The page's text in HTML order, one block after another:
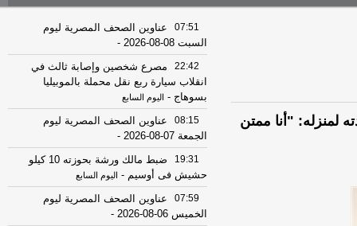
لمنزله: "أنا ممتن
07:51
عناوين الصحف المصرية ليوم
السبت 08-08-2026
-
22:42
مصرع شخصين وإصابة ثالث في
انقلاب سيارة ربع نقل محملة بالموبيليا
بسوهاج - اليوم السابع
08:15
عناوين الصحف المصرية ليوم
الجمعة 07-08-2026
-
19:31
ضبط مالك ورشة بحوزته 10 كيلو
حشيش فى أوسيم - اليوم السابع
07:59
عناوين الصحف المصرية ليوم
الخميس 06-08-2026
-